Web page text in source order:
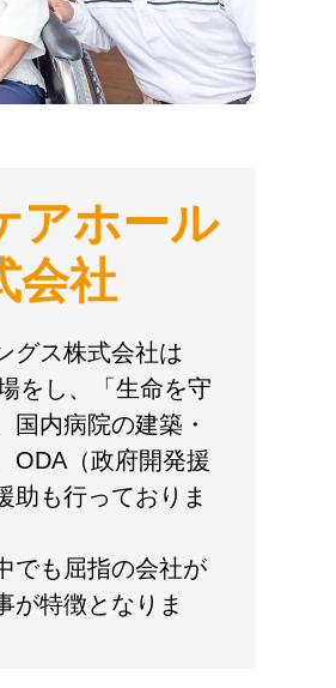
アホール
会社
グス株式会社は
をし、「生命を守
国内病院の建築・
ODA（政府開発援
助も行っておりま
でも屈指の会社が
が特徴となりま